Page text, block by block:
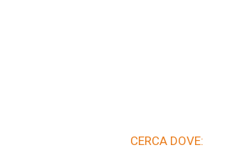
CERCA DOVE: